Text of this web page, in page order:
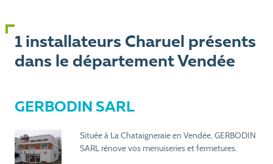
1 installateurs Charuel présents
dans le département Vendée
GERBODIN SARL
Située à La Chataigneraie en Vendée, GERBODIN
SARL rénove vos menuiseries et fermetures.